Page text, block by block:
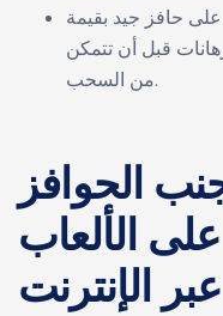
حافز جيد بقيمة
ضمن الرهانات قبل أن تتمكن
من السحب.
رقم ٢: تجنب الحوافز
الألعاب
عبر الإنترنت